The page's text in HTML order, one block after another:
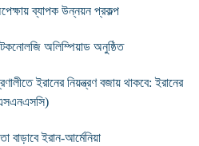
ব্যাপক উন্নয়ন প্রকল্প
অলিম্পিয়াড অনুষ্ঠিত
ইরানের নিয়ন্ত্রণ বজায় থাকবে: ইরানের
বাড়াবে ইরান-আর্মেনিয়া